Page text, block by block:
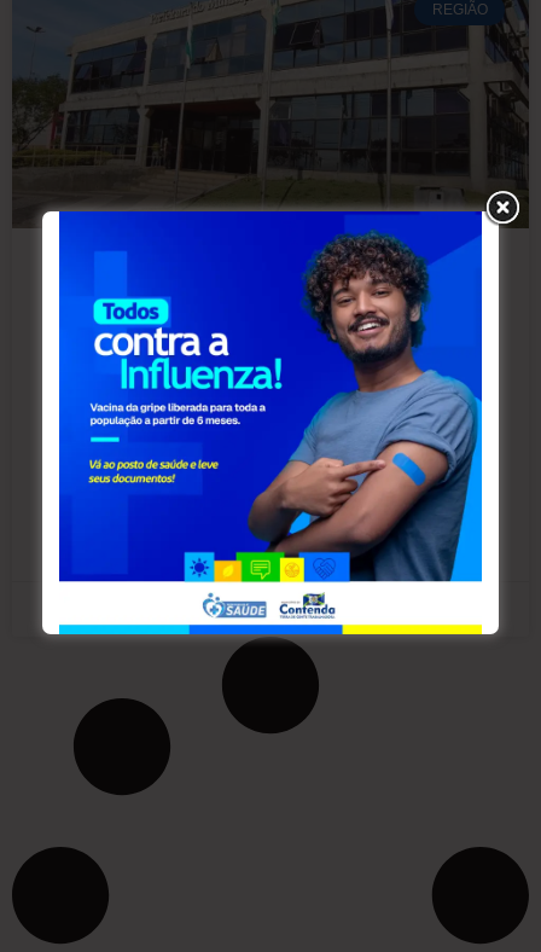
REGIÃO
TCE emite 1ª cautelar relativa a
contratos firmados entre poder
público e AGP Saúde
Fonte: TCE/PR O Tribunal de Contas do Estado do
Paraná (TCE-PR) concedeu, no último dia 23 de
outubro, a primeira liminar relativa a contratos
firmados